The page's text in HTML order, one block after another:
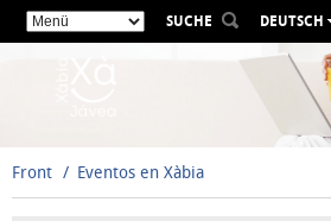
SUCHE
DEUTSCH
ESPAÑOL
VALENCIÀ
Front Eventos en Xàbia